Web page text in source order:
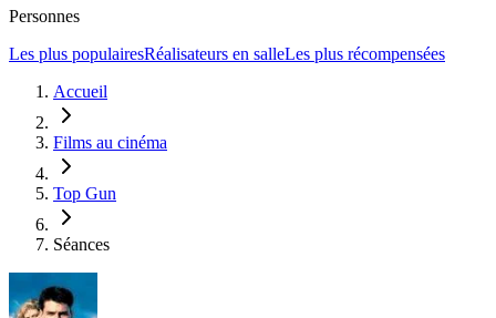
Personnes
Les plus populairesRéalisateurs en salleLes plus récompensées
Accueil
Films au cinéma
Top Gun
Séances